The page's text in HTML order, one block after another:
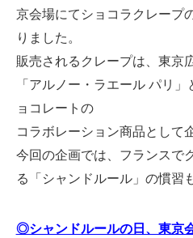
京会場にてショコラクレープ
りました。
販売されるクレープは、東京
「アルノー・ラエール パリ
ョコレートの
コラボレーション商品として
今回の企画では、フランスで
る「シャンドルール」の慣習
◎シャンドルールの日、東京